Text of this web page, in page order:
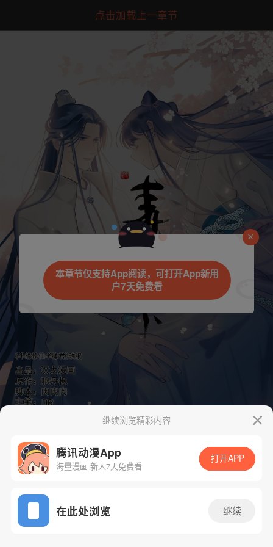
点击加载上一章节
App免费看
继续浏览精彩内容
腾讯动漫App
海量漫画 新人7天免费看
打开APP
在此处浏览 继续
本章节仅支持App阅读，可打开App新用
户7天免费看
是否前往腾漫App继续阅读
立即前往